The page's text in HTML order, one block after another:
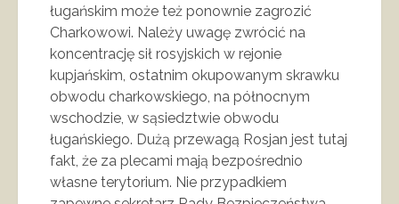
ługańskim może też ponownie zagrozić
Charkowowi. Należy uwagę zwrócić na
koncentrację sił rosyjskich w rejonie
kupjańskim, ostatnim okupowanym skrawku
obwodu charkowskiego, na północnym
wschodzie, w sąsiedztwie obwodu
ługańskiego. Dużą przewagą Rosjan jest tutaj
fakt, że za plecami mają bezpośrednio
własne terytorium. Nie przypadkiem